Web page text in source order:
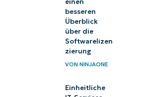
besseren
Überblick
über die
Softwarelizen
zierung
VON NINJAONE
Einheitliche